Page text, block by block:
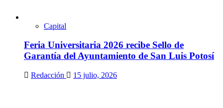
Capital
Feria Universitaria 2026 recibe Sello de
Garantía del Ayuntamiento de San Luis Potosí
Redacción 15 julio, 2026